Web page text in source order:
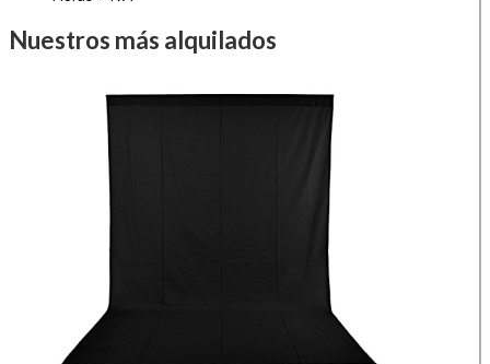
Nuestros más alquilados